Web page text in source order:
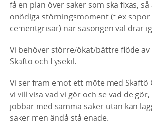
få en plan över saker som ska fixas,
onödiga störningsmoment (t ex sopor
cementgrisar) när säsongen väl drar
Vi behöver större/ökat/bättre flöde av
Skaftö och Lysekil.
Vi ser fram emot ett möte med Skaftö
vi vill visa vad vi gör och se vad de
jobbar med samma saker utan kan
saker men ändå stå enade.